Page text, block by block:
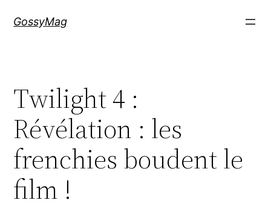
GossyMag
Twilight 4 :
Révélation : les
frenchies boudent le
film !